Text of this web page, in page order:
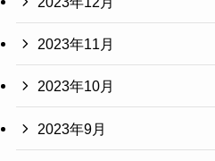
2023年11月
2023年10月
2023年9月